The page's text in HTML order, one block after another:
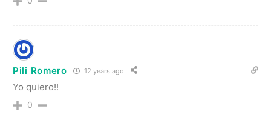
Pili Romero 12 years ago
Yo quiero!!
0